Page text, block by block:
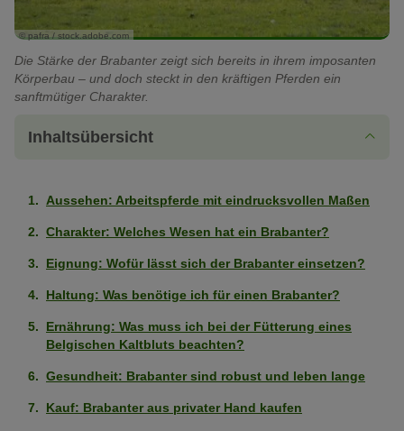
© pafra / stock.adobe.com
Die Stärke der Brabanter zeigt sich bereits in ihrem imposanten
Körperbau – und doch steckt in den kräftigen Pferden ein
sanftmütiger Charakter.
Inhaltsübersicht
Aussehen: Arbeitspferde mit eindrucksvollen Maßen
Charakter: Welches Wesen hat ein Brabanter?
Eignung: Wofür lässt sich der Brabanter einsetzen?
Haltung: Was benötige ich für einen Brabanter?
Ernährung: Was muss ich bei der Fütterung eines
Belgischen Kaltbluts beachten?
Gesundheit: Brabanter sind robust und leben lange
Kauf: Brabanter aus privater Hand kaufen